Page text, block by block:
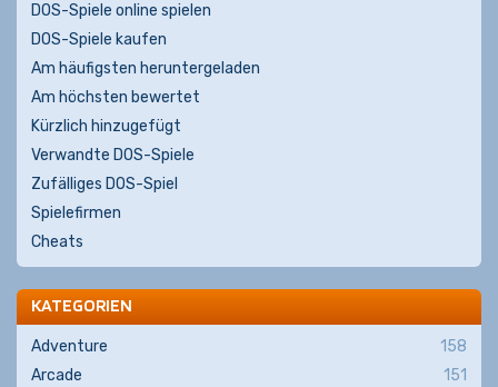
DOS-Spiele online spielen
DOS-Spiele kaufen
Am häufigsten heruntergeladen
Am höchsten bewertet
Kürzlich hinzugefügt
Verwandte DOS-Spiele
Zufälliges DOS-Spiel
Spielefirmen
Cheats
KATEGORIEN
Adventure
158
Arcade
151